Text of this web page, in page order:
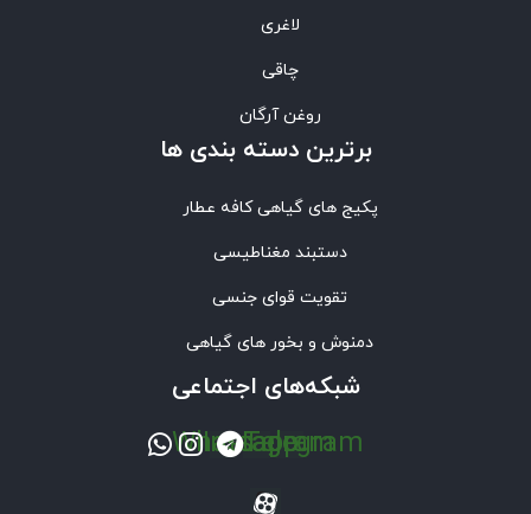
لاغری
چاقی
روغن آرگان
برترین‌ دسته بندی ها
پکیج های گیاهی کافه عطار
دستبند مغناطیسی
تقویت قوای جنسی
دمنوش و بخور های گیاهی
شبکه‌های اجتماعی
Telegram
Instagram
Whatsapp